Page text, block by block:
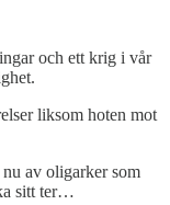
och ett krig i vår
liksom hoten mot
nu av oligarker som
sitt ter…